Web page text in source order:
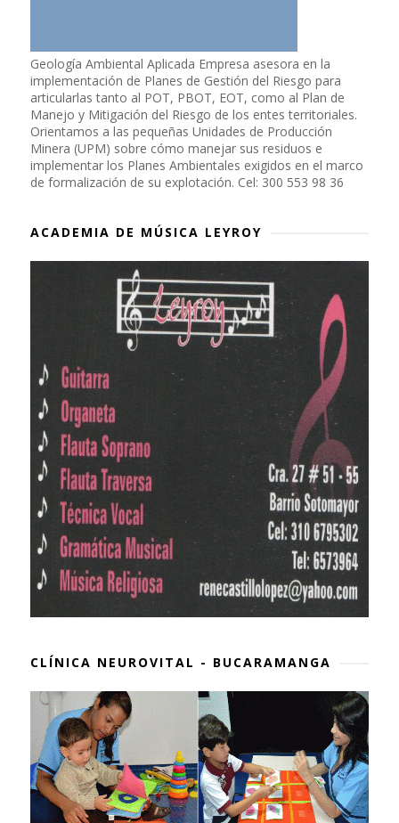
Geología Ambiental Aplicada Empresa asesora en la
implementación de Planes de Gestión del Riesgo para
articularlas tanto al POT, PBOT, EOT, como al Plan de
Manejo y Mitigación del Riesgo de los entes territoriales.
Orientamos a las pequeñas Unidades de Producción
Minera (UPM) sobre cómo manejar sus residuos e
implementar los Planes Ambientales exigidos en el marco
de formalización de su explotación. Cel: 300 553 98 36
ACADEMIA DE MÚSICA LEYROY
CLÍNICA NEUROVITAL - BUCARAMANGA